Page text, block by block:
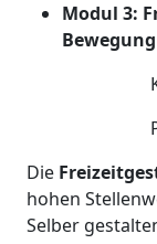
Modul 3:
Bewegung
Projekte
Die
hohen
Selber